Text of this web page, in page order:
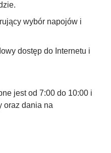
wybór napojów i
dostęp do Internetu i
jest od 7:00 do 10:00 i
oraz dania na